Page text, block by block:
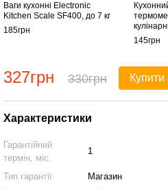
Ваги кухонні Electronic
Kitchen Scale SF400, до 7 кг
185грн
145грн
327грн 330грн Купити
Характеристики
Гарантійний
термін, міс.
1
Тип гарантії
Магазин